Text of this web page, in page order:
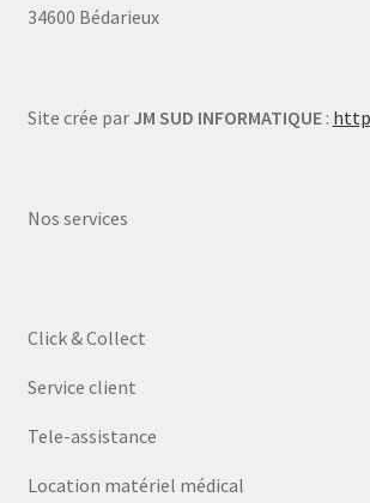
34600 Bédarieux
Site crée par JM SUD INFORMATIQUE:
Nos services
Click & Collect
Service client
Tele-assistance
Location matériel médical